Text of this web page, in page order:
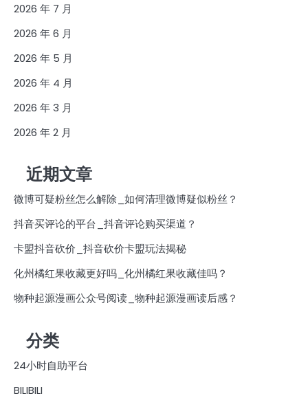
2026 年 7 月
2026 年 6 月
2026 年 5 月
2026 年 4 月
2026 年 3 月
2026 年 2 月
近期文章
微博可疑粉丝怎么解除_如何清理微博疑似粉丝？
抖音买评论的平台_抖音评论购买渠道？
卡盟抖音砍价_抖音砍价卡盟玩法揭秘
化州橘红果收藏更好吗_化州橘红果收藏佳吗？
物种起源漫画公众号阅读_物种起源漫画读后感？
分类
24小时自助平台
BILIBILI